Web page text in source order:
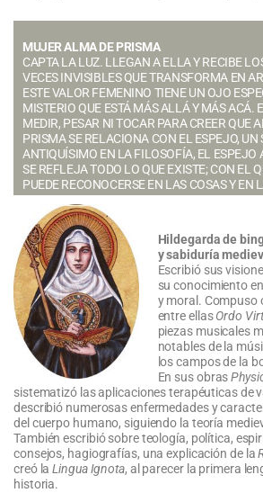
MUJER ALMA DE PRISMA
CAPTA LA LUZ. LLEGAN A ELLA Y RECIBE
VECES INVISIBLES QUE TRANSFORMA EN
ESTE VALOR FEMENINO TIENE UN OJO
MISTERIO QUE ESTÁ MÁS ALLÁ Y MÁS ACÁ.
MEDIR, PESAR NI TOCAR PARA CREER QUE
PRISMA SE RELACIONA CON EL ESPEJO,
ANTIQUÍSIMO EN LA FILOSOFÍA, EL ESPEJO
SE REFLEJA TODO LO QUE EXISTE; CON EL
PUEDE RECONOCERSE EN LAS COSAS Y EN
Hildegarda de
y sabiduría
Escribió sus
su conocimiento
y moral. Compuso
entre ellasOrdo
piezas musicales
notables de la
los campos de la
En sus obras
sistematizó las aplicaciones terapéuticas de
describió numerosas enfermedades y
del cuerpo humano, siguiendo la teoría
También escribió sobre teología, política,
consejos, hagiografías, una explicación de la
creó laLingua Ignota, al parecer la primera
historia.